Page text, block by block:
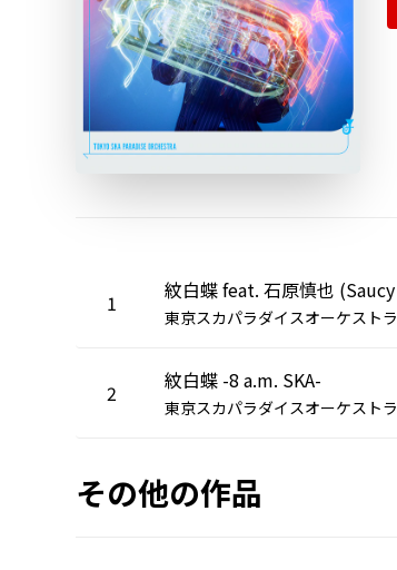
1 紋白蝶 feat. 石原慎也
東京スカパラダイスオーケストラ
2 紋白蝶 -8 a.m. SKA-
東京スカパラダイスオーケストラ
その他の作品